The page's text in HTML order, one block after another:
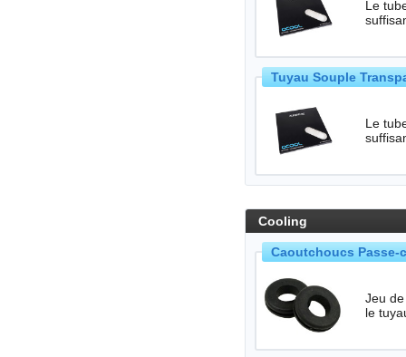
Le
Tuyau Souple
Le
Cooling
Caoutchoucs Passe-
Jeu
le